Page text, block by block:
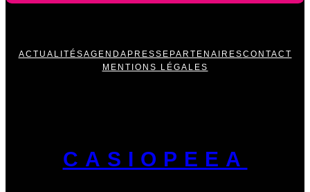
ACTUALITÉSAGENDA PRESSE PARTENAIRESCONTACT
MENTIONS LÉGALES
CASIOPEEA